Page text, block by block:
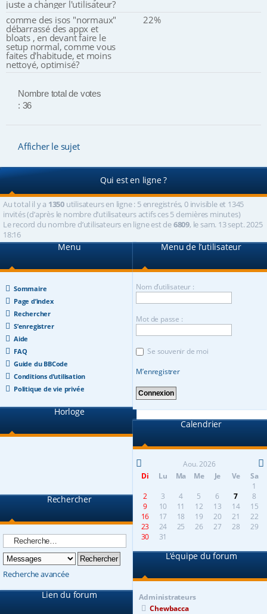
juste a changer l'utilisateur?
comme des isos "normaux"
débarrassé des appx et
bloats , en devant faire le
setup normal, comme vous
faites d'habitude, et moins
nettoyé, optimisé?
22%
Nombre total de votes
: 36
Afficher le sujet
Qui est en ligne ?
Au total il y a 1350 utilisateurs en ligne : 5 enregistrés, 0 invisible et 1345
invités (d’après le nombre d’utilisateurs actifs ces 5 dernières minutes)
Le record du nombre d’utilisateurs en ligne est de6809, le sam. 13 sept. 2025
18:16
Menu
Sommaire
Page d’index
Rechercher
S’enregistrer
Aide
FAQ
Guide du BBCode
Conditions d’utilisation
Politique de vie privée
Horloge
Rechercher
Recherche avancée
Lien du forum
Menu de l’utilisateur
Nom d’utilisateur :
Mot de passe :
Se souvenir de moi
M’enregistrer
Calendrier
Aou. 2026
Di
Lu Ma Me Je Ve
Sa
1
2
3 4 5 6 7
8
9
10 11 12 13 14
15
16
17 18 19 20 21
22
23
24 25 26 27 28
29
30
31
L’équipe du forum
Administrateurs
Chewbacca